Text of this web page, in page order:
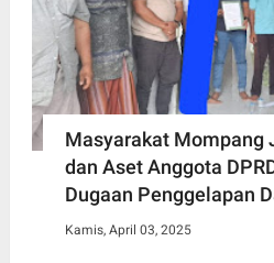
Masyarakat Mompang
dan Aset Anggota
Dugaan Penggelapan
Kamis, April 03, 2025